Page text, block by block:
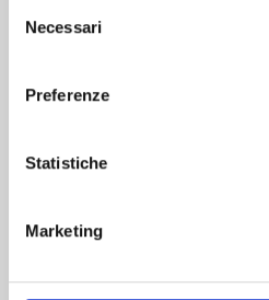
delNecessari
Preferenze
Statistiche
Marketing